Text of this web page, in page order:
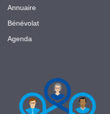
Annuaire
Bénévolat
Agenda